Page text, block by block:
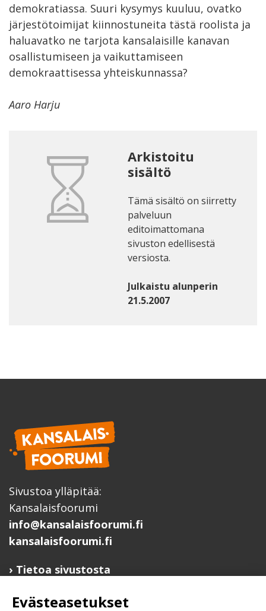
demokratiassa. Suuri kysymys kuuluu, ovatko
järjestötoimijat kiinnostuneita tästä roolista ja
haluavatko ne tarjota kansalaisille kanavan
osallistumiseen ja vaikuttamiseen
demokraattisessa yhteiskunnassa?
Aaro Harju
Arkistoitu
sisältö
Tämä sisältö on siirretty
palveluun
editoimattomana
sivuston edellisestä
versiosta.
Julkaistu alunperin
21.5.2007
Sivustoa ylläpitää:
Kansalaisfoorumi
info@kansalaisfoorumi.fi
kansalaisfoorumi.fi
Tietoa sivustosta
Ilmoita järjestösi järjestöhakemistoon
Evästeasetukset